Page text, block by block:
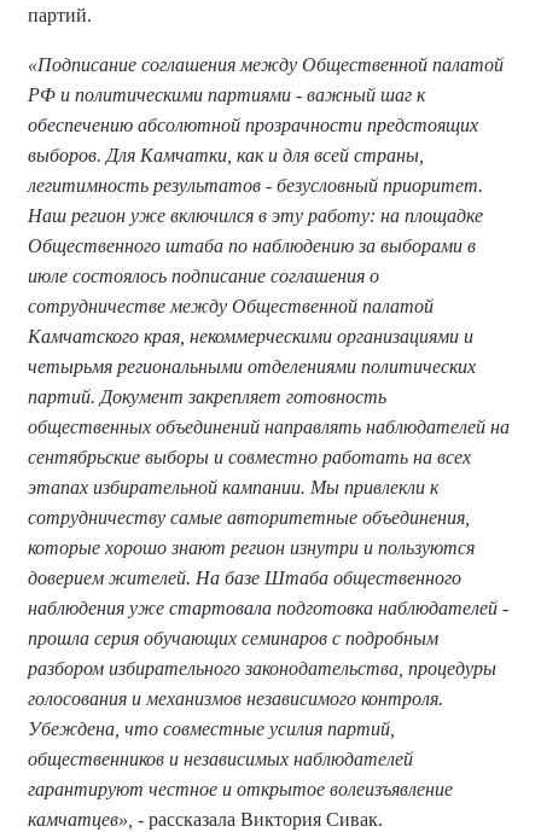
партий.
«Подписание соглашения между Общественной палатой
РФ и политическими партиями - важный шаг к
обеспечению абсолютной прозрачности предстоящих
выборов. Для Камчатки, как и для всей страны,
легитимность результатов - безусловный приоритет.
Наш регион уже включился в эту работу: на площадке
Общественного штаба по наблюдению за выборами в
июле состоялось подписание соглашения о
сотрудничестве между Общественной палатой
Камчатского края, некоммерческими организациями и
четырьмя региональными отделениями политических
партий. Документ закрепляет готовность
общественных объединений направлять наблюдателей на
сентябрьские выборы и совместно работать на всех
этапах избирательной кампании. Мы привлекли к
сотрудничеству самые авторитетные объединения,
которые хорошо знают регион изнутри и пользуются
доверием жителей. На базе Штаба общественного
наблюдения уже стартовала подготовка наблюдателей -
прошла серия обучающих семинаров с подробным
разбором избирательного законодательства, процедуры
голосования и механизмов независимого контроля.
Убеждена, что совместные усилия партий,
общественников и независимых наблюдателей
гарантируют честное и открытое волеизъявление
камчатцев», - рассказала Виктория Сивак.